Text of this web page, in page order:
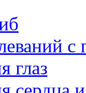
глаз